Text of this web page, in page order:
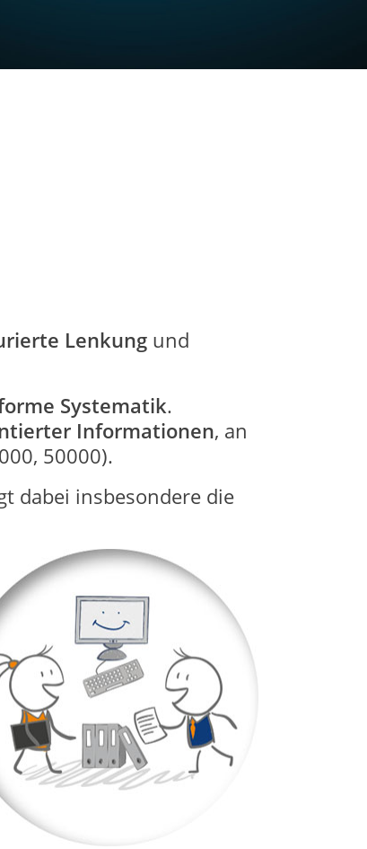
Lenkungund
Systematik.
Informationen, an
50000).
dabei insbesondere die